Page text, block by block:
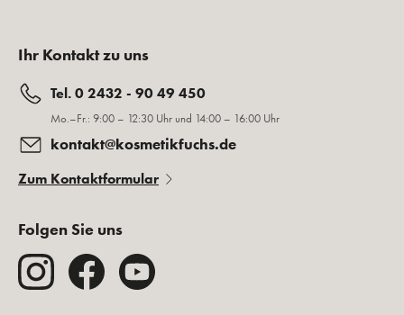
Ihr Kontakt zu uns
Tel. 0 2432 - 90 49 450
Mo.–Fr.: 9:00 – 12:30 Uhr und 14:00 – 16:00 Uhr
kontakt@kosmetikfuchs.de
Zum Kontaktformular
Folgen Sie uns